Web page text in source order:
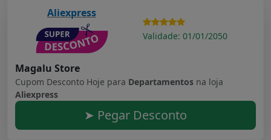
Aliexpress
Validade: 01/01/2050
Magalu Store
Cupom Desconto Hoje para Departamentos na loja
Aliexpress
➤ Pegar Desconto